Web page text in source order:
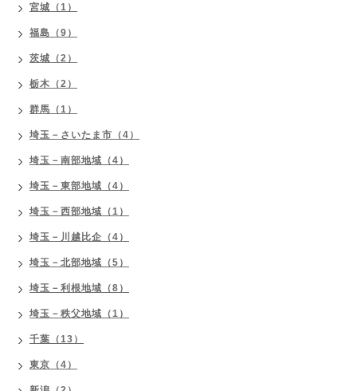
宮城（1）
福島（9）
茨城（2）
栃木（2）
群馬（1）
埼玉－さいたま市（4）
埼玉－南部地域（4）
埼玉－東部地域（4）
埼玉－西部地域（1）
埼玉－川越比企（4）
埼玉－北部地域（5）
埼玉－利根地域（8）
埼玉－秩父地域（1）
千葉（13）
東京（4）